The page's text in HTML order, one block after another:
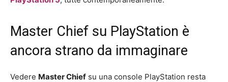
Master Chief su PlayStation è
ancora strano da immaginare
Vedere Master Chief su una console PlayStation resta